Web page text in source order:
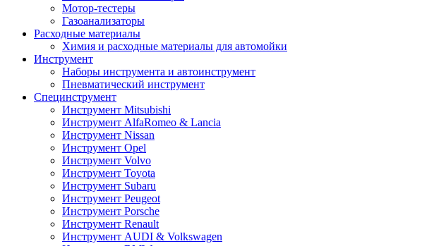
Мотор-тестеры
Газоанализаторы
Расходные материалы
Химия и расходные материалы для автомойки
Инструмент
Наборы инструмента и автоинструмент
Пневматический инструмент
Специнструмент
Инструмент Mitsubishi
Инструмент AlfaRomeo & Lancia
Инструмент Nissan
Инструмент Opel
Инструмент Volvo
Инструмент Toyota
Инструмент Subaru
Инструмент Peugeot
Инструмент Porsche
Инструмент Renault
Инструмент AUDI & Volkswagen